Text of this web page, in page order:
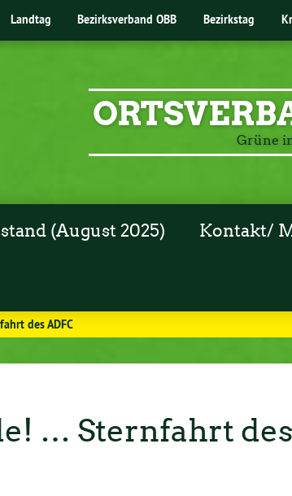
Landtag Bezirksverband OBB Bezirkstag
Grüne
(August 2025) Kontakt/
des ADFC
… Sternfahrt des